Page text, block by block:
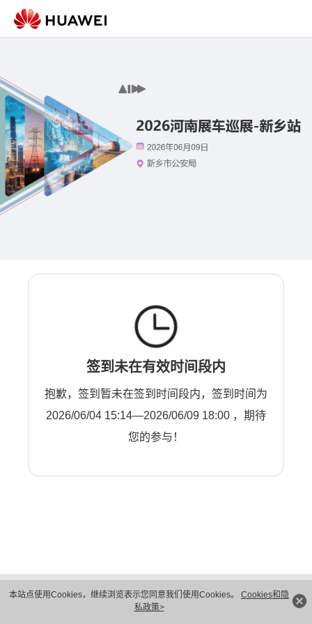
本站点使用Cookies，继续浏览表示您同意我们使用Cookies。 Cookies和隐
私政策>
签到未在有效时间段内
抱歉，签到暂未在签到时间段内，签到时间为
2026/06/04 15:14—2026/06/09 18:00 ，期待
您的参与！
隐私保护
法律声明